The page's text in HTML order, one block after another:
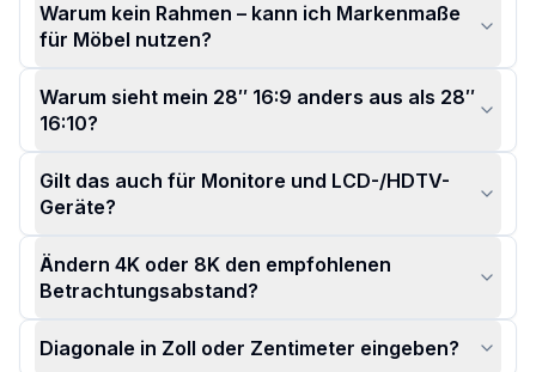
Warum kein Rahmen – kann ich Markenmaße
für Möbel nutzen?
Warum sieht mein 28″ 16:9 anders aus als 28″
16:10?
Gilt das auch für Monitore und LCD-/HDTV-
Geräte?
Ändern 4K oder 8K den empfohlenen
Betrachtungsabstand?
Diagonale in Zoll oder Zentimeter eingeben?